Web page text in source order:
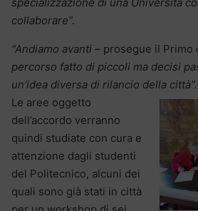
specializzazione di una Università
collaborare”.
“Andiamo avanti – prosegue il Primo
percorso fatto di piccoli ma decisi
un’idea diversa di rilancio della città”.
Le aree oggetto
dell’accordo verranno
quindi studiate con cura e
attenzione dagli studenti
del Politecnico, alcuni dei
quali sono già stati in città